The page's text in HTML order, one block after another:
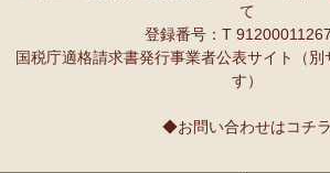
て
登録番号：T
国税庁適格請求書発行事業者公表サイト（別
す）
◆お問い合わせはコチラ